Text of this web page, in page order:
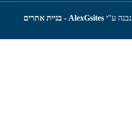
נבנה ע"י AlexGsites - בניית אתרים